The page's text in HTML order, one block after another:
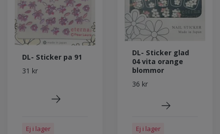
DL- Sticker pa 91
31 kr
Ej i lager
DL- Sticker glad
04 vita orange
blommor
36 kr
Ej i lager